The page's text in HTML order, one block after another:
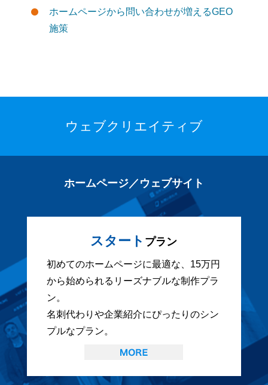
ホームページから問い合わせが増えるGEO
施策
ウェブクリエイティブ
ホームページ／ウェブサイト
スタート プラン
初めてのホームページに最適な、15万円
から始められるリーズナブルな制作プラ
ン。
名刺代わりや企業紹介にぴったりのシン
プルなプラン。